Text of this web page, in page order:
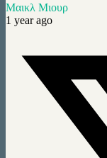
Mαικλ Μιουρ
1 year ago